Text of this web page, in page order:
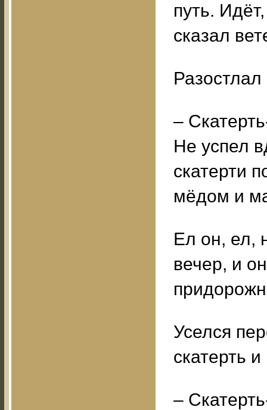
путь.
сказал
Разостлал
–
Не успел
скатерти
мёдом и
Ел он, ел,
вечер, и
Уселся
скатерть и
–